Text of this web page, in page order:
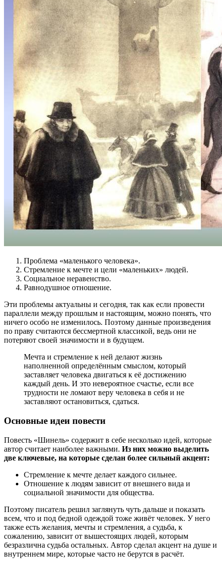
Проблема «маленького человека».
Стремление к мечте и цели «маленьких» людей.
Социальное неравенство.
Равнодушное отношение.
Эти проблемы актуальны и сегодня, так как если провести
параллели между прошлым и настоящим, можно понять, что
ничего особо не изменилось. Поэтому данные произведения
по праву считаются бессмертной классикой, ведь они не
потеряют своей значимости и в будущем.
Мечта и стремление к ней делают жизнь
наполненной определённым смыслом, который
заставляет человека двигаться к её достижению
каждый день. И это невероятное счастье, если все
трудности не ломают веру человека в себя и не
заставляют остановиться, сдаться.
Основные идеи повести
Повесть «Шинель» содержит в себе несколько идей, которые
автор считает наиболее важными. Из них можно выделить
две ключевые, на которые сделан более сильный акцент:
Стремление к мечте делает каждого сильнее.
Отношение к людям зависит от внешнего вида и
социальной значимости для общества.
Поэтому писатель решил заглянуть чуть дальше и показать
всем, что и под бедной одеждой тоже живёт человек. У него
также есть желания, мечты и стремления, а судьба, к
сожалению, зависит от вышестоящих людей, которым
безразлична судьба остальных. Автор сделал акцент на душе и
внутреннем мире, которые часто не берутся в расчёт.